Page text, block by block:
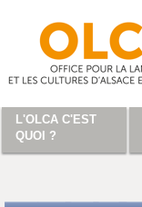
L'OLCA C'EST
QUOI ?